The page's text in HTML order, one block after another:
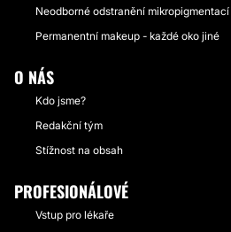
Neodborné odstranění
Permanentní makeup - každé oko jiné
O NÁS
Kdo jsme?
Redakční tým
Stížnost na obsah
PROFESIONÁLOVÉ
Vstup pro lékaře